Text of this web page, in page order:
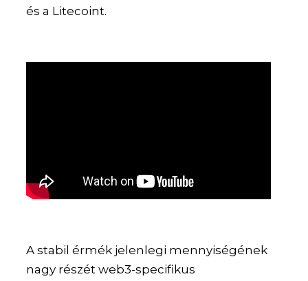
és a Litecoint.
A stabil érmék jelenlegi mennyiségének
nagy részét web3-specifikus